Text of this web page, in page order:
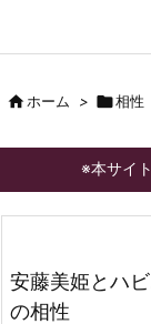
ホーム > 相性
※本サイ
安藤美姫とハ
の相性